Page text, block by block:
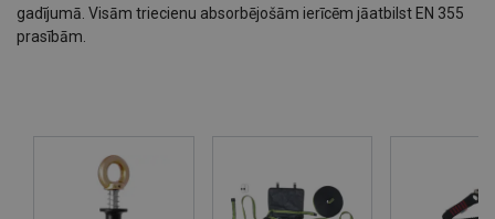
gadījumā. Visām triecienu absorbējošām ierīcēm jāatbilst EN 355
prasībām.